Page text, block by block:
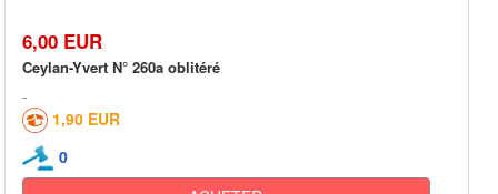
6,00 EUR
Ceylan-Yvert N° 260a oblitéré
1,90 EUR
0